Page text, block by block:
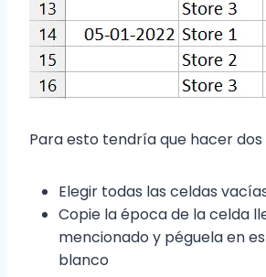
Para esto tendría que hacer dos
Elegir todas las celdas
Copie la época de la celda
mencionado y péguela en
blanco